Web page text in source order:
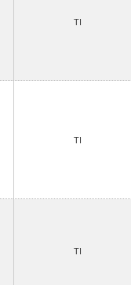
TI
TI
TI